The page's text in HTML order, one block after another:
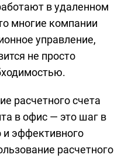
в удаленном
многие компании
управление,
не просто
расчетного счета
в офис — это шаг в
и эффективного
расчетного